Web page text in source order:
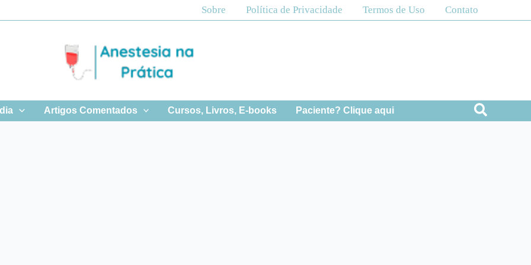
Sobre Política de Privacidade Termos de Uso Contato
Artigos Comentados Cursos, Livros, E-books Paciente? Clique aqui